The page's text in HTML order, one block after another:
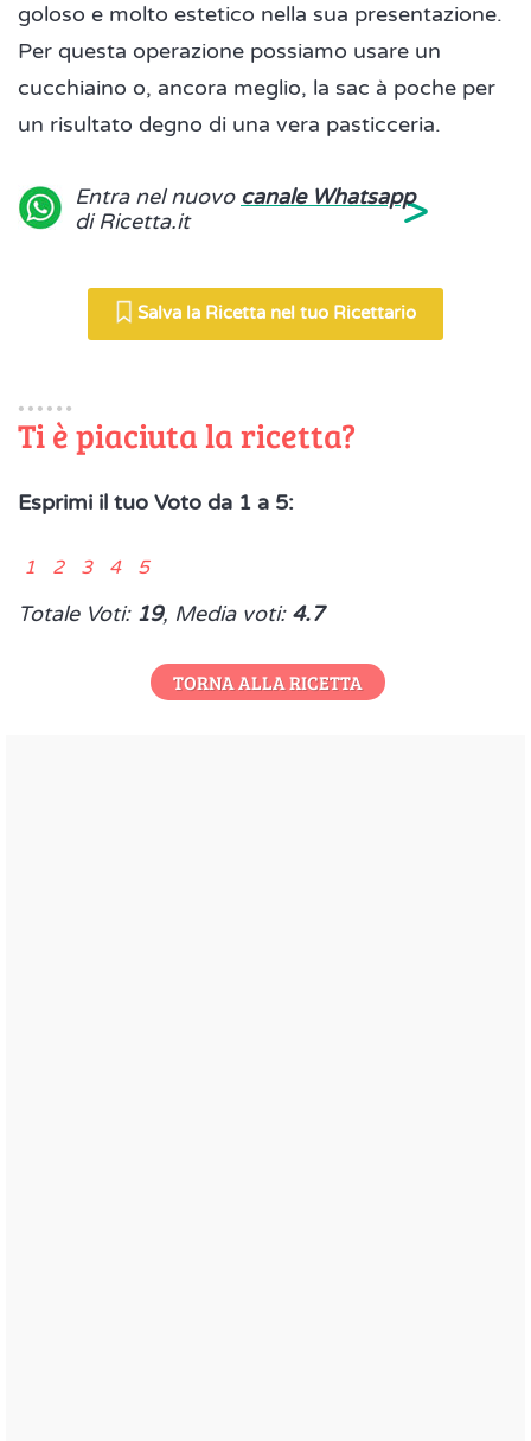
goloso e molto estetico nella sua presentazione.
Per questa operazione possiamo usare un
cucchiaino o, ancora meglio, la sac à poche per
un risultato degno di una vera pasticceria.
Entra nel nuovo canale Whatsapp
di Ricetta.it
>
Salva la Ricetta nel tuo Ricettario
Ti è piaciuta la ricetta?
Esprimi il tuo Voto da 1 a 5:
1 2 3 4 5
Totale Voti: 19, Media voti: 4.7
TORNA ALLA RICETTA